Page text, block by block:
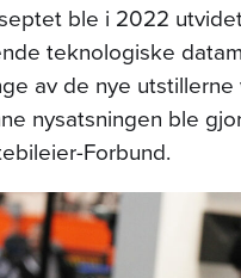
ble i 2022
teknologiske
av de nye
nysatsningen ble
Forbund.